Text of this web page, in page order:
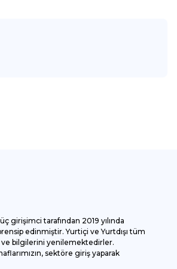
tarafından 2019 yılında
edinmiştir. Yurtiçi ve Yurtdışı tüm
ve bilgilerini yenilemektedirler.
sektöre giriş yaparak